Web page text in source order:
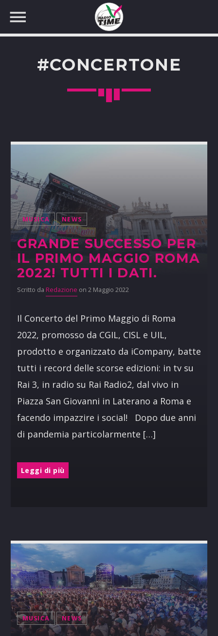
#CONCERTONE
MUSICA NEWS
GRANDE SUCCESSO PER
IL PRIMO MAGGIO ROMA
2022! TUTTI I DATI.
Scritto da Redazione on 2 Maggio 2022
Il Concerto del Primo Maggio di Roma
2022, promosso da CGIL, CISL e UIL,
prodotto e organizzato da iCompany, batte
tutti i record delle scorse edizioni: in tv su
Rai 3, in radio su Rai Radio2, dal vivo in
Piazza San Giovanni in Laterano a Roma e
facendo impazzire i social! Dopo due anni
di pandemia particolarmente […]
Leggi di più
MUSICA NEWS